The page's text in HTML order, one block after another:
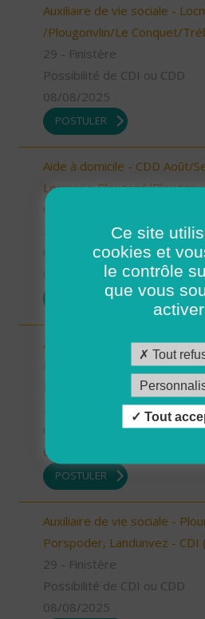
Auxiliaire de vie sociale -
/Plougonvlin/Le Conquet/
29 - Finistère
Possibilité de CDI ou CDD
08/08/2025
POSTULER
Aide à domicile - CDD Août/
Locmaria-Plouzané/
Conquet/Trébabu (H/F)
29 - Finistère
08/08/2025
POSTULER
Aide à domicile - CDD Août/
Ploudalmézeau, Lampaul-
Pabu (H/F)
08/08/2025
POSTULER
Auxiliaire de vie sociale -
Porspoder, Landunvez - CDI
29 - Finistère
Possibilité de CDI ou CDD
08/08/2025
Ce site
cookies et
le contrôle
que vous
activer
Tout
Tout